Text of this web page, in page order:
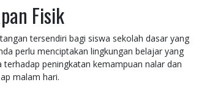
Fisik
tersendiri bagi siswa sekolah dasar yang
perlu menciptakan lingkungan belajar yang
peningkatan kemampuan nalar dan
malam hari.